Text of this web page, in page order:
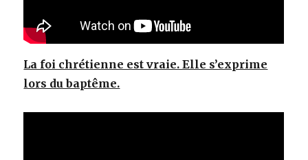
La foi chrétienne est vraie. Elle s’exprime
lors du baptême.